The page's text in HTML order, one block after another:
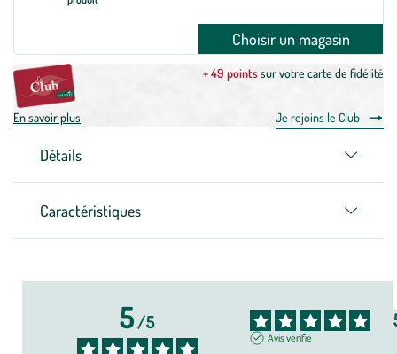
Choisir un magasin
+ 49 pointssur votre carte de fidélité
En savoir plus Je rejoins le Club
Détails
Caractéristiques
5/5
Avis vérifié